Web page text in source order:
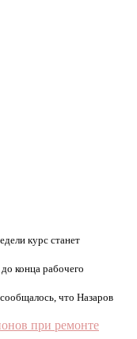
курс станет
конца рабочего
что Назаров
при ремонте